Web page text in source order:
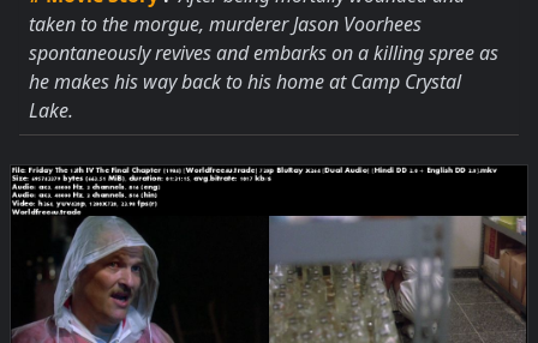
taken to the morgue, murderer Jason Voorhees
spontaneously revives and embarks on a killing spree as
he makes his way back to his home at Camp Crystal
Lake.